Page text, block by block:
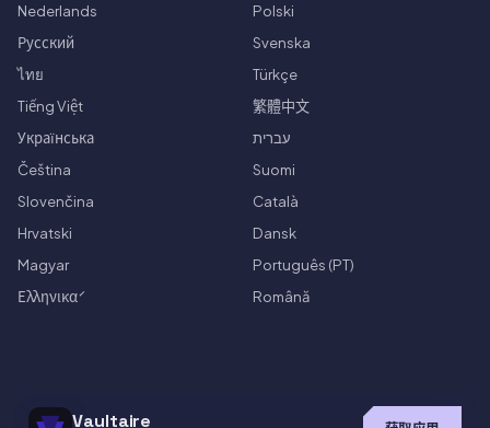
Vaultaire
Nederlands
Polski
Русский
Svenska
ไทย
Türkçe
Tiếng Việt
繁體中文
Українська
עברית
Čeština
Suomi
Slovenčina
Català
Hrvatski
Dansk
Magyar
Português (PT)
Ελληνικά
Română